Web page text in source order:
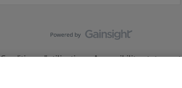
Conditions d'utilisation Accessibility statement